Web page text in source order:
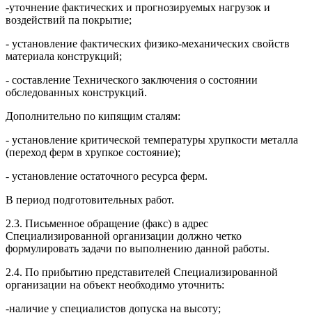
-уточнение фактических и прогнозируемых нагрузок и
воздействий па покрытие;
- установление фактических физико-механических свойств
материала конструкций;
- составление Технического заключения о состоянии
обследованных конструкций.
Дополнительно по кипящим сталям:
- установление критической температуры хрупкости металла
(переход ферм в хрупкое состояние);
- установление остаточного ресурса ферм.
В период подготовительных работ.
2.3. Письменное обращение (факс) в адрес
Специализированной организации должно четко
формулировать задачи по выполнению данной работы.
2.4. По прибытию представителей Специализированной
организации на объект необходимо уточнить:
-наличие у специалистов допуска на высоту;